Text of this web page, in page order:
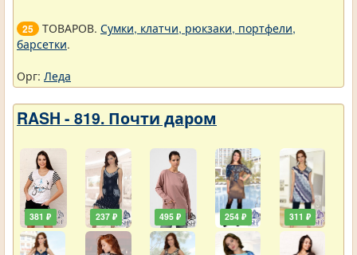
25 ТОВАРОВ. Сумки, клатчи, рюкзаки, портфели,
барсетки.
Орг: Леда
RASH - 819. Почти даром
381 ₽ 237 ₽ 495 ₽ 254 ₽ 311 ₽